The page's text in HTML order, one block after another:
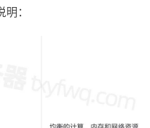
：